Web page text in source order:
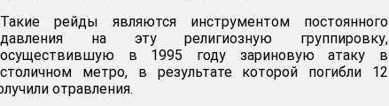
Такие рейды являются инструментом постоянного
давления на эту религиозную группировку,
осуществившую в 1995 году зариновую атаку в
столичном метро, в результате которой погибли 12
отравления.